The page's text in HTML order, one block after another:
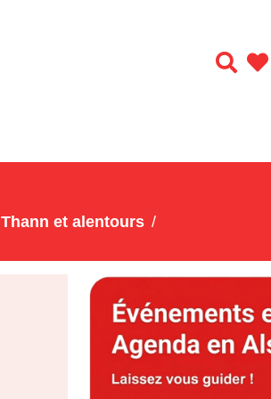
Thann et alentours